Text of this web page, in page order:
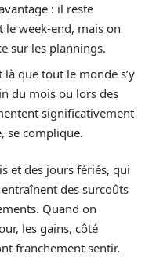
: il reste
le week-end, mais on
sur les plannings.
là que tout le monde s’y
du mois ou lors des
significativement
se complique.
et des jours fériés, qui
des surcoûts
Quand on
les gains, côté
franchement sentir.